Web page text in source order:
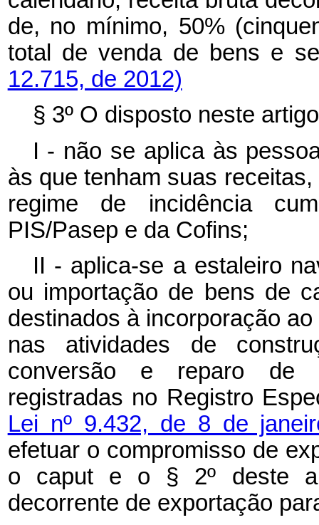
de, no mínimo, 50%
total de venda de bens e
12.715, de 2012)
§ 3º O disposto neste
I - não se aplica às
às que tenham suas
regime de incidência
PIS/Pasep e da Cofins;
II - aplica-se a estaleiro
ou importação de bens de
destinados à incorporação
nas atividades de
conversão e reparo de
registradas no Registro
Lei nº 9.432, de 8 de
efetuar o compromisso de
o caput e o § 2º deste
decorrente de exportação